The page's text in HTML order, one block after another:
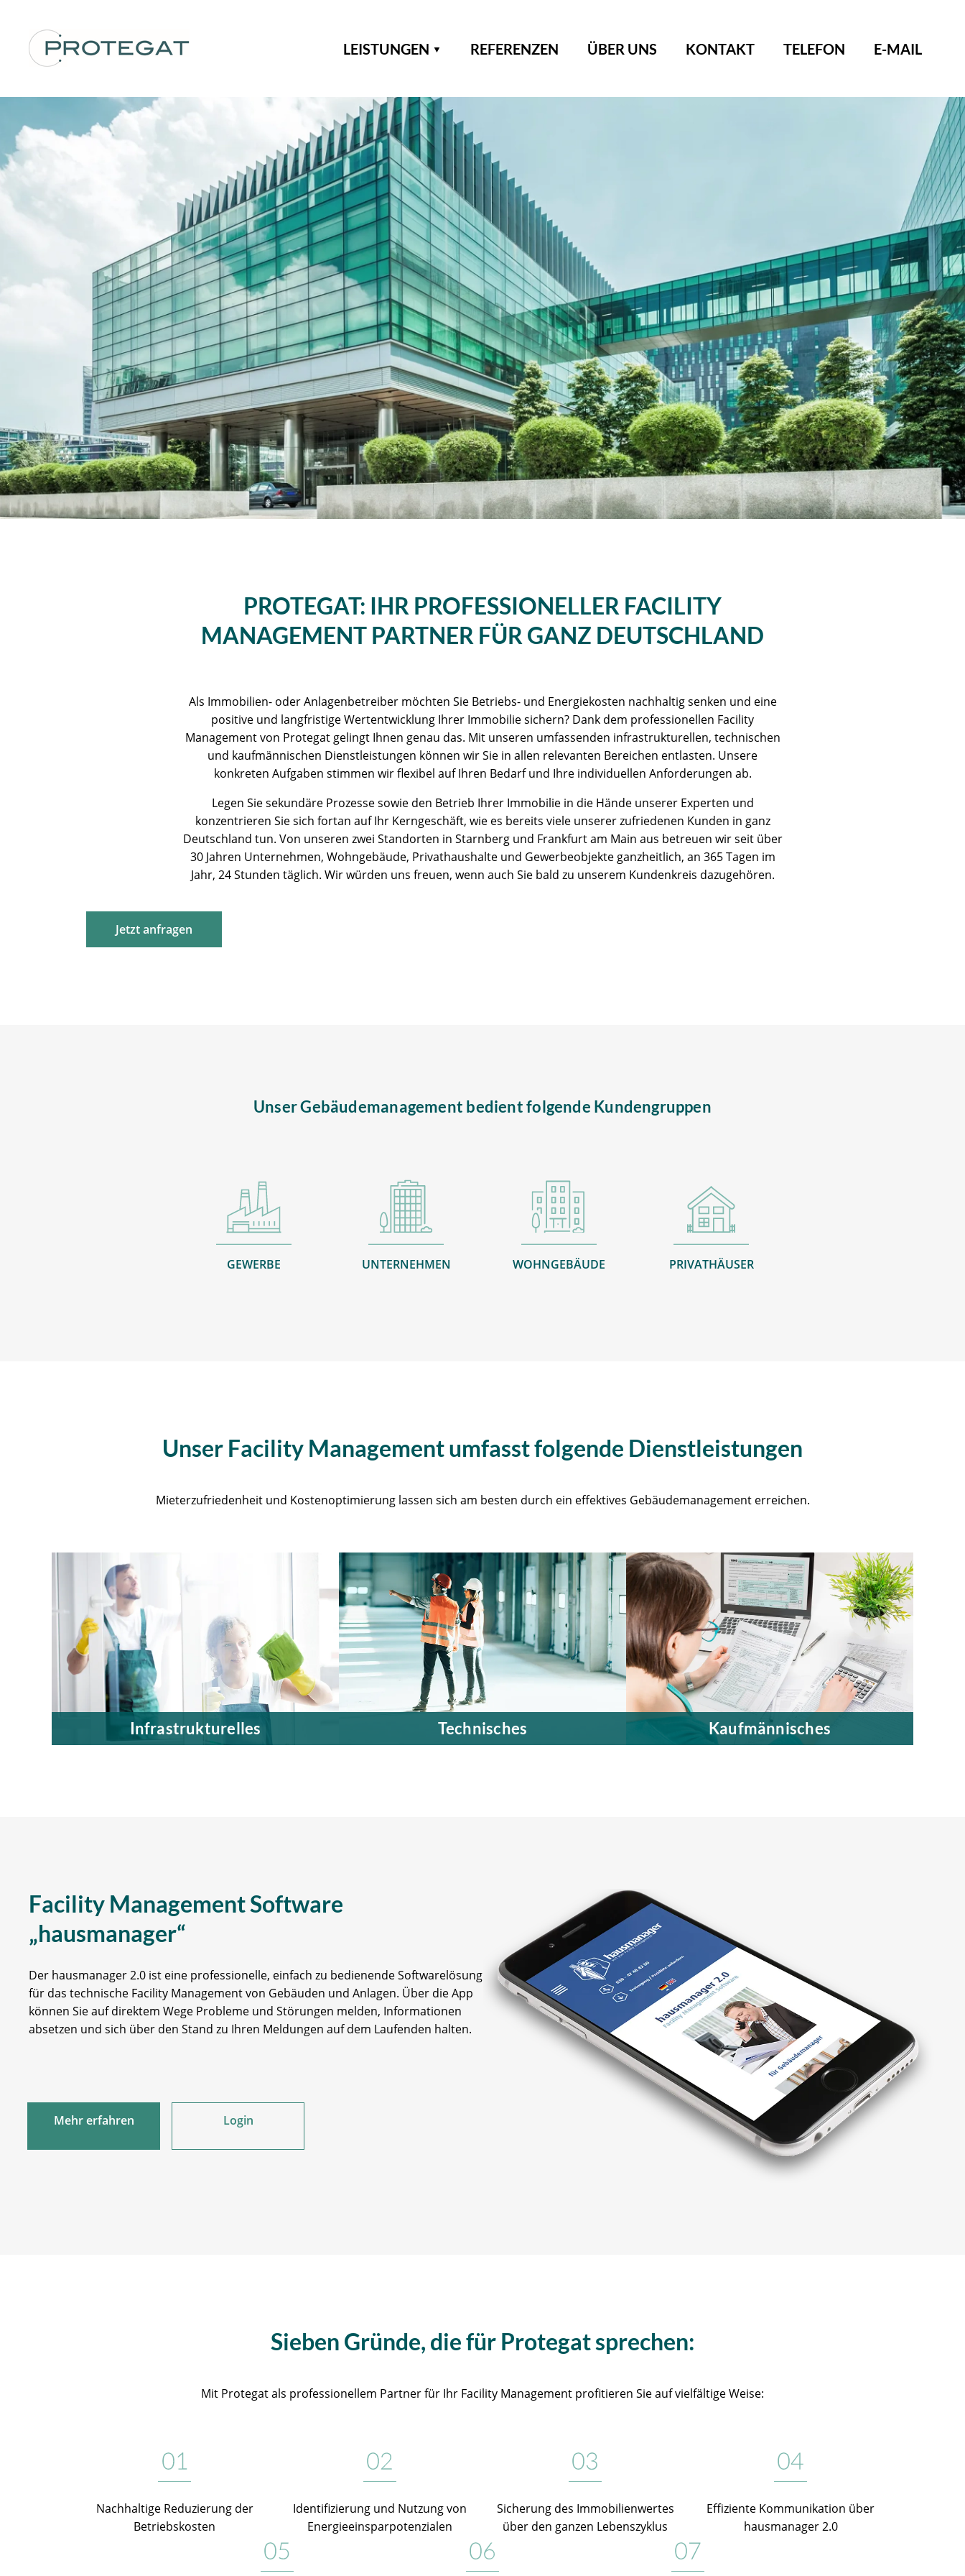
LEISTUNGEN REFERENZEN ÜBER UNS KONTAKT TELEFON E-MAIL
PROTEGAT: IHR PROFESSIONELLER FACILITY
MANAGEMENT PARTNER FÜR GANZ DEUTSCHLAND
Als Immobilien- oder Anlagenbetreiber möchten Sie Betriebs- und Energiekosten nachhaltig senken und eine
positive und langfristige Wertentwicklung Ihrer Immobilie sichern? Dank dem professionellen Facility
Management von Protegat gelingt Ihnen genau das. Mit unseren umfassenden infrastrukturellen, technischen
und kaufmännischen Dienstleistungen können wir Sie in allen relevanten Bereichen entlasten. Unsere
konkreten Aufgaben stimmen wir flexibel auf Ihren Bedarf und Ihre individuellen Anforderungen ab.
Legen Sie sekundäre Prozesse sowie den Betrieb Ihrer Immobilie in die Hände unserer Experten und
konzentrieren Sie sich fortan auf Ihr Kerngeschäft, wie es bereits viele unserer zufriedenen Kunden in ganz
Deutschland tun. Von unseren zwei Standorten in Starnberg und Frankfurt am Main aus betreuen wir seit über
30 Jahren Unternehmen, Wohngebäude, Privathaushalte und Gewerbeobjekte ganzheitlich, an 365 Tagen im
Jahr, 24 Stunden täglich. Wir würden uns freuen, wenn auch Sie bald zu unserem Kundenkreis dazugehören.
Jetzt anfragen
Unser Gebäude­management bedient folgende Kundengruppen
GEWERBE UNTERNEHMEN WOHNGEBÄUDE PRIVATHÄUSER
Unser Facility Management umfasst folgende Dienstleistungen
Mieterzufriedenheit und Kostenoptimierung lassen sich am besten durch ein effektives Gebäudemanagement erreichen.
Infrastrukturelles Technisches Kaufmännisches
Facility Management Software
„hausmanager“
Der hausmanager 2.0 ist eine professionelle, einfach zu bedienende Softwarelösung
für das technische Facility Management von Gebäuden und Anlagen. Über die App
können Sie auf direktem Wege Probleme und Störungen melden, Informationen
absetzen und sich über den Stand zu Ihren Meldungen auf dem Laufenden halten.
Mehr erfahren Login
Sieben Gründe, die für Protegat sprechen:
Mit Protegat als professionellem Partner für Ihr Facility Management profitieren Sie auf vielfältige Weise:
Nachhaltige Reduzierung der
Betriebskosten
Identifizierung und Nutzung von
Energie­einsparpotenzialen
Sicherung des Immo­bilien­­wertes
über den ganzen Lebenszyklus
Effiziente Kommunikation über
hausmanager 2.0